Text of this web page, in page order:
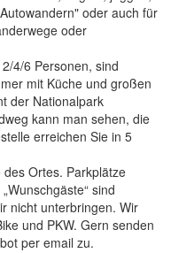
oder auch für
oder
4/6 Personen, sind
mit Küche und großen
der Nationalpark
kann man sehen, die
erreichen Sie in 5
Ortes. Parkplätze
sind
nicht unterbringen. Wir
und PKW. Gern senden
per email zu.